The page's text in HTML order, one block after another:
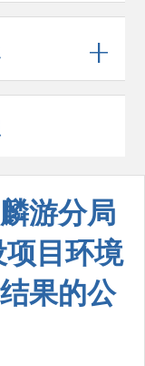
游分局
项目环境
果的公